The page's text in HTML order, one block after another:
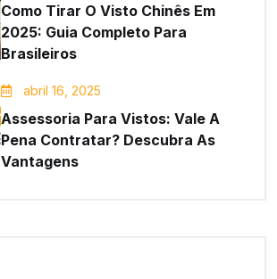
Como Tirar O Visto Chinês Em
2025: Guia Completo Para
Brasileiros
abril 16, 2025
Assessoria Para Vistos: Vale A
Pena Contratar? Descubra As
Vantagens